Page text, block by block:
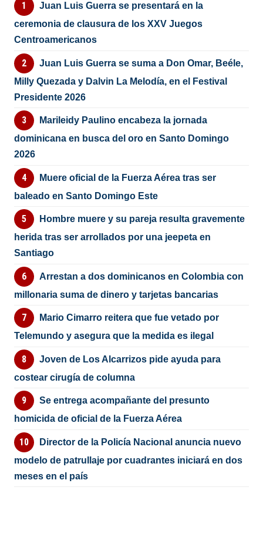
Juan Luis Guerra se presentará en la
ceremonia de clausura de los XXV Juegos
Centroamericanos
Juan Luis Guerra se suma a Don Omar, Beéle,
Milly Quezada y Dalvin La Melodía, en el Festival
Presidente 2026
Marileidy Paulino encabeza la jornada
dominicana en busca del oro en Santo Domingo
2026
Muere oficial de la Fuerza Aérea tras ser
baleado en Santo Domingo Este
Hombre muere y su pareja resulta gravemente
herida tras ser arrollados por una jeepeta en
Santiago
Arrestan a dos dominicanos en Colombia con
millonaria suma de dinero y tarjetas bancarias
Mario Cimarro reitera que fue vetado por
Telemundo y asegura que la medida es ilegal
Joven de Los Alcarrizos pide ayuda para
costear cirugía de columna
Se entrega acompañante del presunto
homicida de oficial de la Fuerza Aérea
Director de la Policía Nacional anuncia nuevo
modelo de patrullaje por cuadrantes iniciará en dos
meses en el país